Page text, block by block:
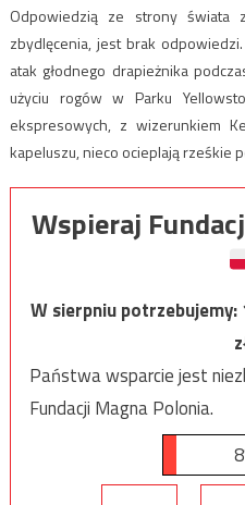
Odpowiedzią ze strony świata
zbydlęcenia, jest brak
atak głodnego drapieżnika
użyciu rogów w Parku
ekspresowych, z wizerunkiem
kapeluszu, nieco ocieplają rześkie
Wspieraj
W sierpniu potrzebujemy:
Państwa wsparcie jest
Fundacji Magna Polonia.